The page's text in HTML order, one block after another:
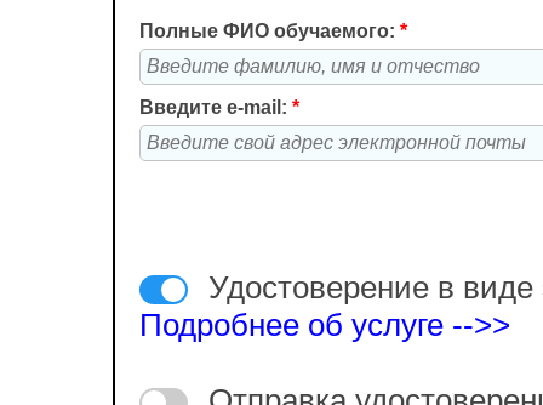
Полные ФИО обучаемого: *
Введите e-mail: *
Удостоверение в виде
Подробнее об услуге -->>